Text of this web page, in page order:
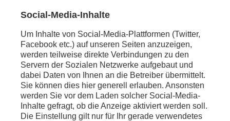
Social-Media-Inhalte
Um Inhalte von Social-Media-Plattformen (Twitter,
Facebook etc.) auf unseren Seiten anzuzeigen,
werden teilweise direkte Verbindungen zu den
Servern der Sozialen Netzwerke aufgebaut und
dabei Daten von Ihnen an die Betreiber übermittelt.
Sie können dies hier generell erlauben. Ansonsten
werden Sie vor dem Laden solcher Social-Media-
Inhalte gefragt, ob die Anzeige aktiviert werden soll.
Die Einstellung gilt nur für Ihr gerade verwendetes